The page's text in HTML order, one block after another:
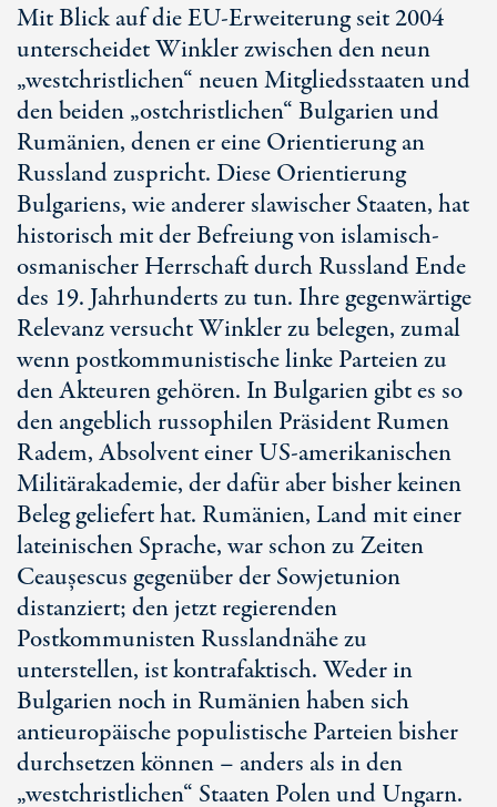
Mit Blick auf die EU-Erweiterung seit 2004
unterscheidet Winkler zwischen den neun
„westchristlichen“ neuen Mitgliedsstaaten und
den beiden „ostchristlichen“ Bulgarien und
Rumänien, denen er eine Orientierung an
Russland zuspricht. Diese Orientierung
Bulgariens, wie anderer slawischer Staaten, hat
historisch mit der Befreiung von islamisch-
osmanischer Herrschaft durch Russland Ende
des 19. Jahrhunderts zu tun. Ihre gegenwärtige
Relevanz versucht Winkler zu belegen, zumal
wenn postkommunistische linke Parteien zu
den Akteuren gehören. In Bulgarien gibt es so
den angeblich russophilen Präsident Rumen
Radem, Absolvent einer US-amerikanischen
Militärakademie, der dafür aber bisher keinen
Beleg geliefert hat. Rumänien, Land mit einer
lateinischen Sprache, war schon zu Zeiten
Ceaușescus gegenüber der Sowjetunion
distanziert; den jetzt regierenden
Postkommunisten Russlandnähe zu
unterstellen, ist kontrafaktisch. Weder in
Bulgarien noch in Rumänien haben sich
antieuropäische populistische Parteien bisher
durchsetzen können – anders als in den
„westchristlichen“ Staaten Polen und Ungarn.